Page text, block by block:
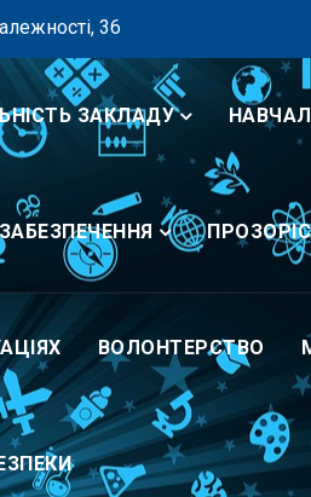
36
ЗАКЛАДУ
ВОЛОНТЕРСТВО